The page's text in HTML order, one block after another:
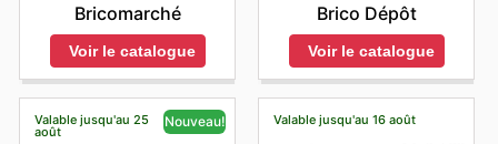
Bricomarché
Voir le catalogue
Brico Dépôt
Voir le catalogue
Valable jusqu'au 25
août
Nouveau! Valable jusqu'au 16 août